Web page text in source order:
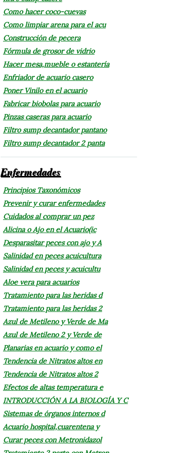
Como hacer coco-cuevas
Como limpiar arena para el acu
Construcción de pecera
Fórmula de grosor de vidrio
Hacer mesa,mueble o estantería
Enfriador de acuario casero
Poner Vinilo en el acuario
Fabricar biobolas para acuario
Pinzas caseras para acuario
Filtro sump decantador pantano
Filtro sump decantador 2 panta
Enfermedades
Principios Taxonómicos
Prevenir y curar enfermedades
Cuidados al comprar un pez
Alicina o Ajo en el Acuario(ic
Desparasitar peces con ajo y A
Salinidad en peces acuicultura
Salinidad en peces y acuicultu
Aloe vera para acuarios
Tratamiento para las heridas d
Tratamiento para las heridas 2
Azul de Metileno y Verde de Ma
Azul de Metileno 2 y Verde de
Planarias en acuario y como el
Tendencia de Nitratos altos en
Tendencia de Nitratos altos 2
Efectos de altas temperatura e
INTRODUCCIÓN A LA BIOLOGÍA Y C
Sistemas de órganos internos d
Acuario hospital,cuarentena y
Curar peces con Metronidazol